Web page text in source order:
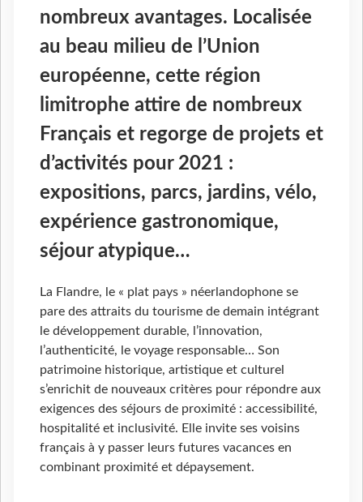
nombreux avantages. Localisée
au beau milieu de l’Union
européenne, cette région
limitrophe attire de nombreux
Français et regorge de projets et
d’activités pour 2021 :
expositions, parcs, jardins, vélo,
expérience gastronomique,
séjour atypique…
La Flandre, le « plat pays » néerlandophone se
pare des attraits du tourisme de demain intégrant
le développement durable, l’innovation,
l’authenticité, le voyage responsable… Son
patrimoine historique, artistique et culturel
s’enrichit de nouveaux critères pour répondre aux
exigences des séjours de proximité : accessibilité,
hospitalité et inclusivité. Elle invite ses voisins
français à y passer leurs futures vacances en
combinant proximité et dépaysement.